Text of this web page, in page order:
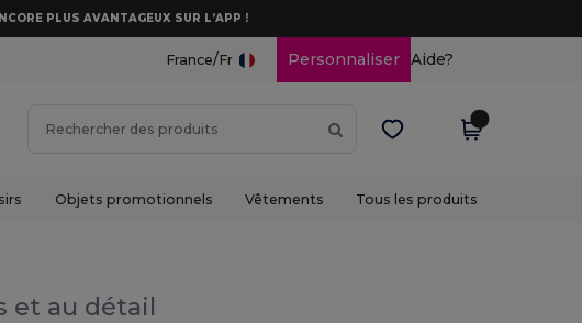
PLUS AVANTAGEUX SUR L’APP !
France/Fr Personnaliser Aide?
Objets promotionnels Vêtements Tous les produits
et au détail